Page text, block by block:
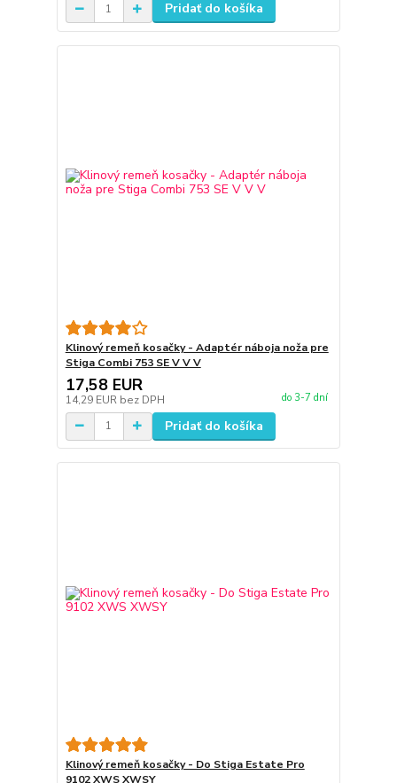
Pridať do košíka
Klinový remeň kosačky - Adaptér náboja noža pre
Stiga Combi 753 SE V V V
17,58 EUR
14,29 EUR bez DPH do 3-7 dní
Pridať do košíka
Klinový remeň kosačky - Do Stiga Estate Pro
9102 XWS XWSY